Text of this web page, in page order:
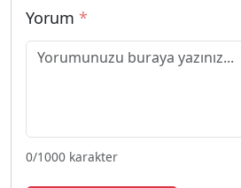
Yorum *
0/1000 karakter